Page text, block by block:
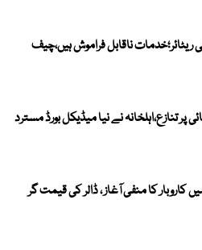
ناقابل فراموش ہیں،چیف
پر تنازع،اہلخانہ نے نیا میڈیکل بورڈ مسترد
کاروبار کا منفی آغاز ، ڈالر کی قیمت گر